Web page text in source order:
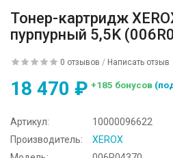
Тонер-картридж
пурпурный 5,5K
0 отзывов / Написать отзыв
18 470 ₽ +185 бонусов
Артикул:
10000096622
Производитель:
XEROX